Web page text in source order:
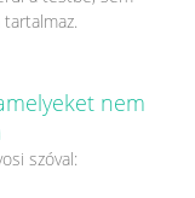
nem
szóval: